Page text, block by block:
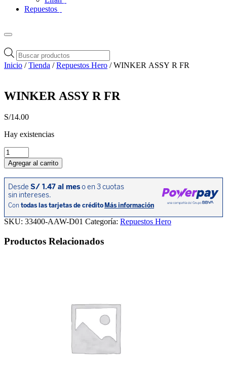
Repuestos
Búsqueda
de
productos
Inicio /Tienda /Repuestos Hero / WINKER ASSY R FR
WINKER ASSY R FR
S/14.00
Hay existencias
WINKER
ASSY
R
FR
cantidad
Agregar al carrito
SKU: 33400-AAW-D01 Categoría: Repuestos Hero
Productos Relacionados